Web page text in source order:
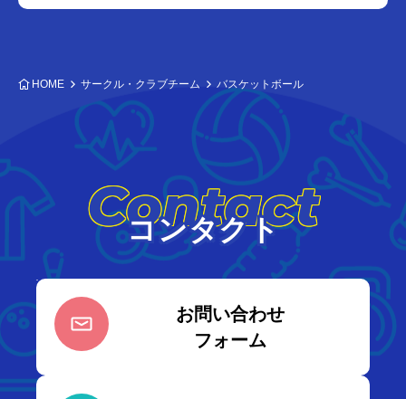
HOME サークル・クラブチーム バスケットボール
Contact
コンタクト
お問い合わせ
フォーム